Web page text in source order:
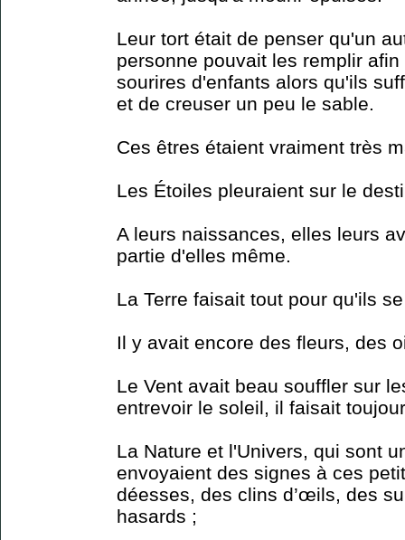
Leur tort était de penser qu'un
personne pouvait les remplir
sourires d'enfants alors qu'ils
et de creuser un peu le sable.
Ces êtres étaient vraiment très
Les Étoiles pleuraient sur le
A leurs naissances, elles leurs
partie d'elles même.
La Terre faisait tout pour qu'ils
Il y avait encore des fleurs, des
Le Vent avait beau souffler sur
entrevoir le soleil, il faisait
La Nature et l'Univers, qui sont
envoyaient des signes à ces
déesses, des clins d’œils, des
hasards ;